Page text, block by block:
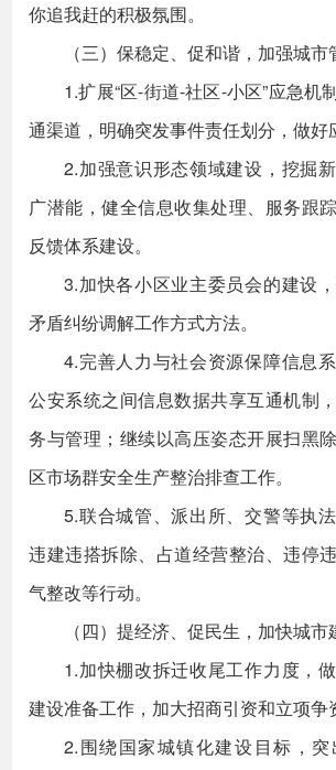
你追我赶的积极氛围。
（三）保稳定、促和谐，加强城市
1.扩展“区-街道-社区-小区”应急机
通渠道，明确突发事件责任划分，做好
2.加强意识形态领域建设，挖掘
广潜能，健全信息收集处理、服务跟
反馈体系建设。
3.加快各小区业主委员会的建设，
矛盾纠纷调解工作方式方法。
4.完善人力与社会资源保障信息系
公安系统之间信息数据共享互通机制
务与管理；继续以高压姿态开展扫黑
区市场群安全生产整治排查工作。
5.联合城管、派出所、交警等执
违建违搭拆除、占道经营整治、违停
气整改等行动。
（四）提经济、促民生，加快城市
1.加快棚改拆迁收尾工作力度，
建设准备工作，加大招商引资和立项争
2.围绕国家城镇化建设目标，